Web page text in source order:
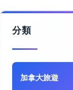
分類
加拿大旅遊​